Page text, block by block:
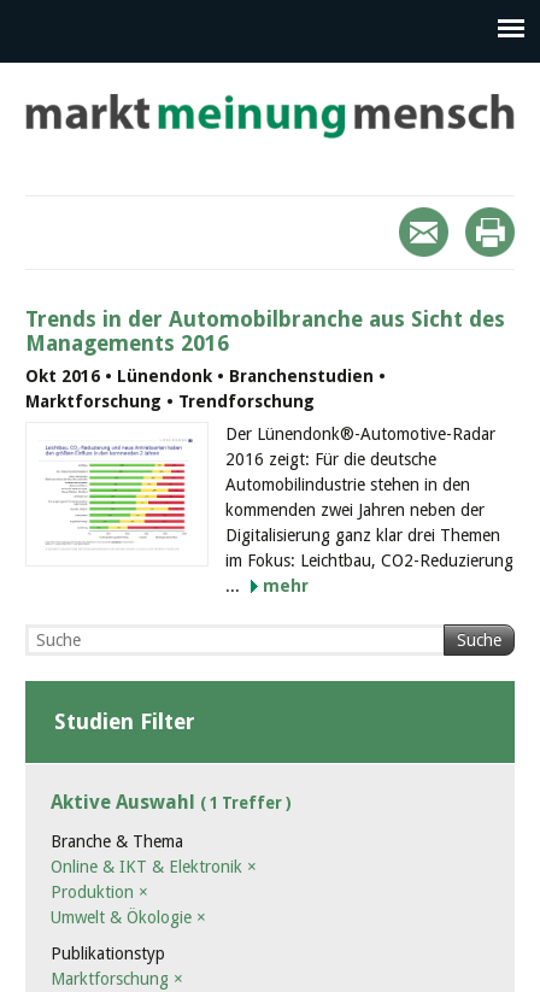
Trends in der Automobilbranche aus Sicht des
Managements 2016
Okt 2016 • Lünendonk • Branchenstudien •
Marktforschung • Trendforschung
Der Lünendonk®-Automotive-Radar
2016 zeigt: Für die deutsche
Automobilindustrie stehen in den
kommenden zwei Jahren neben der
Digitalisierung ganz klar drei Themen
im Fokus: Leichtbau, CO2-Reduzierung
...
mehr
Suche
Studien Filter
Aktive Auswahl ( 1 Treffer )
Branche & Thema
Online & IKT & Elektronik ×
Produktion ×
Umwelt & Ökologie ×
Publikationstyp
Marktforschung ×